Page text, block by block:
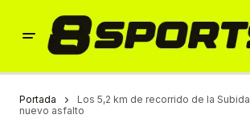
Portada
Los 5,2 km de recorrido de la
nuevo asfalto